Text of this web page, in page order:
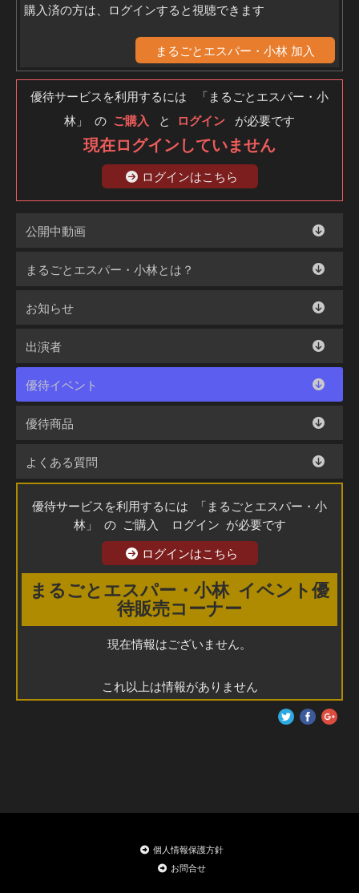
購入済の方は、ログインすると視聴できます
まるごとエスパー・小林 加入
優待サービスを利用するには 「まるごとエスパー・小
林」 の ご購入 と ログイン が必要です
現在ログインしていません
ログインはこちら
公開中動画
まるごとエスパー・小林とは？
お知らせ
出演者
優待イベント
優待商品
よくある質問
優待サービスを利用するには 「まるごとエスパー・小
林」 の ご購入 ログイン が必要です
ログインはこちら
まるごとエスパー・小林 イベント優
待販売コーナー
現在情報はございません。
これ以上は情報がありません
個人情報保護方針
お問合せ